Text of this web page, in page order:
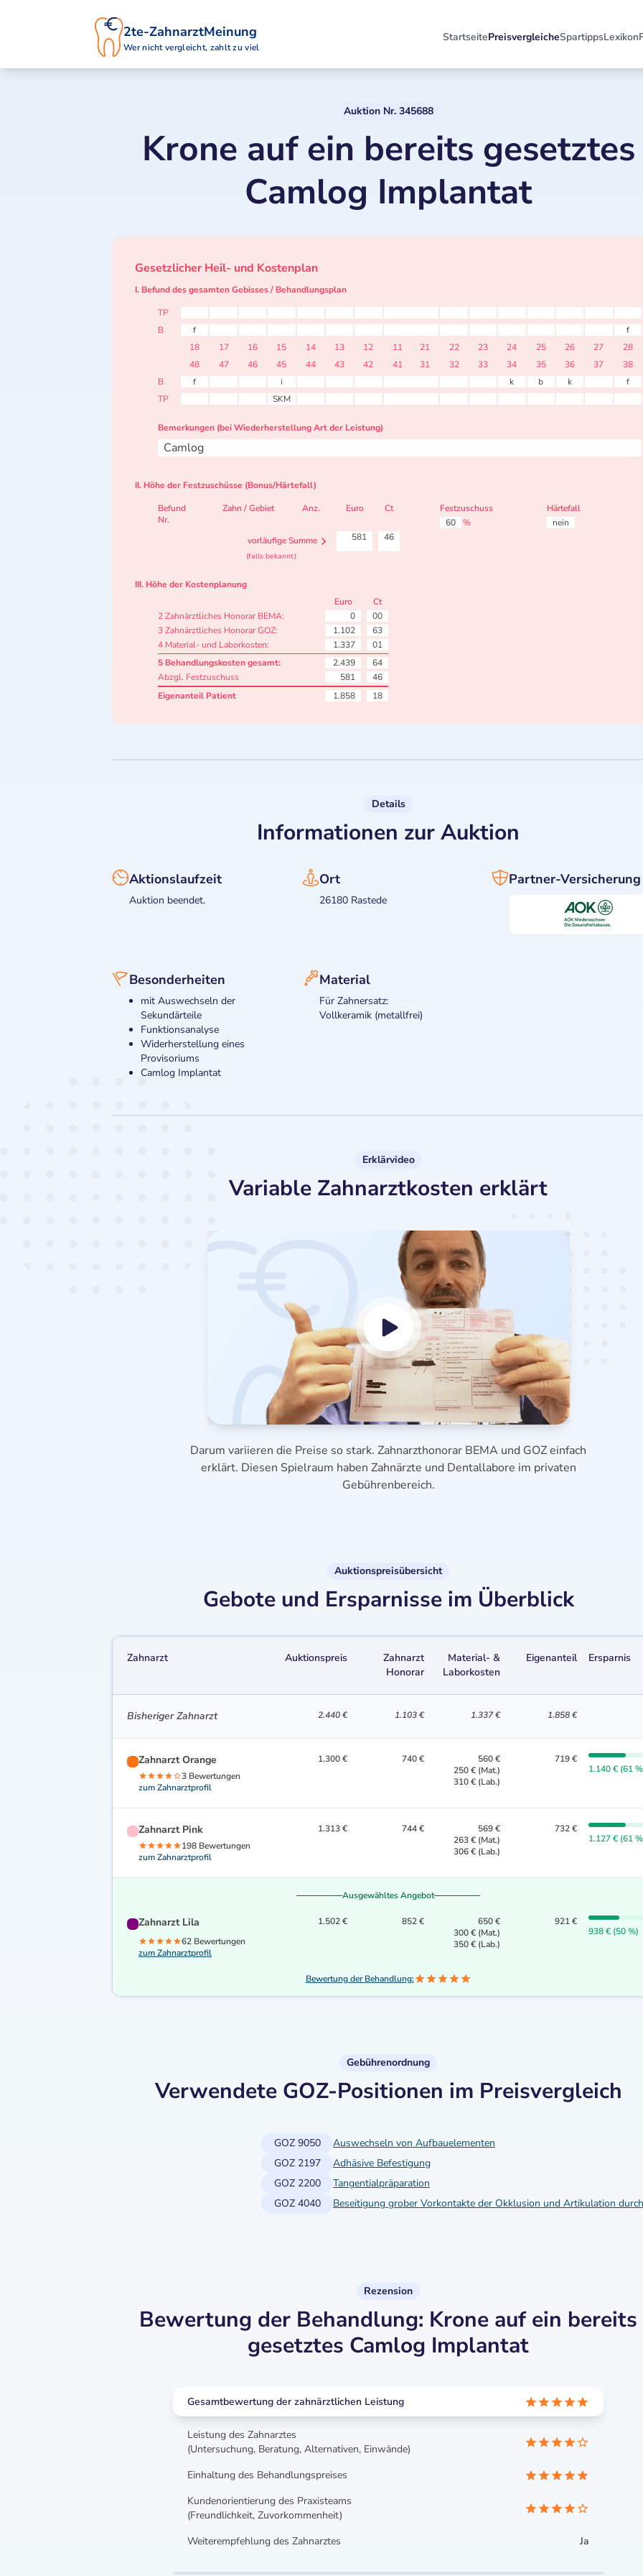
2te-ZahnarztMeinung
Wer nicht vergleicht, zahlt zu viel
StartseitePreisvergleicheSpartippsLexikon
Auktion Nr. 345688
Krone auf ein bereits gesetztes
Camlog Implantat
Gesetzlicher Heil- und Kostenplan
I. Befund des gesamten Gebisses / Behandlungsplan
TP
B
f
f
18
17 16 15 14 13 12 11 21 22 23 24 25 26 27
28
48
47 46 45 44 43 42 41 31 32 33 34 35 36 37
38
B
f i k b k
f
TP
SKM
Bemerkungen (bei Wiederherstellung Art der Leistung)
Camlog
II. Höhe der Festzuschüsse (Bonus/Härtefall)
Befund
Nr.
Zahn / Gebiet Anz. Euro Ct
vorläufige Summe 581 46
(falls bekannt)
Festzuschuss
60
%
Härtefall
nein
III. Höhe der Kostenplanung
Euro
Ct
2 Zahnärztliches Honorar BEMA:
0
00
3 Zahnärztliches Honorar GOZ:
1.102
63
4 Material- und Laborkosten:
1.337
01
5 Behandlungskosten gesamt:
2.439
64
Abzgl. Festzuschuss
581
46
Eigenanteil Patient
1.858 18
Details
Informationen zur Auktion
Aktionslaufzeit
Auktion beendet.
Ort
26180 Rastede
Partner-Versicherung
Besonderheiten
mit Auswechseln der
Sekundärteile
Funktionsanalyse
Widerherstellung eines
Provisoriums
Camlog Implantat
Material
Für Zahnersatz:
Vollkeramik (metallfrei)
Erklärvideo
Variable Zahnarztkosten erklärt
Darum variieren die Preise so stark. Zahnarzthonorar BEMA und GOZ einfach
erklärt. Diesen Spielraum haben Zahnärzte und Dentallabore im privaten
Gebührenbereich.
Auktionspreisübersicht
Gebote und Ersparnisse im Überblick
Zahnarzt Auktionspreis
Zahnarzt
Honorar
Material- &
Laborkosten
Eigenanteil Ersparnis
Bisheriger Zahnarzt 2.440 € 1.103 € 1.337 € 1.858 €
Zahnarzt Orange
3 Bewertungen
zum Zahnarztprofil
1.300 € 740 €
560 €
250 € (Mat.)
310 € (Lab.)
719 €
1.140 € (61
Zahnarzt Pink
198 Bewertungen
zum Zahnarztprofil
1.313 € 744 €
569 €
263 € (Mat.)
306 € (Lab.)
732 €
1.127 € (61
Ausgewähltes Angebot
Zahnarzt Lila
62 Bewertungen
zum Zahnarztprofil
1.502 € 852 €
650 €
300 € (Mat.)
350 € (Lab.)
921 €
938 € (50 %)
Bewertung der Behandlung:
Gebührenordnung
Verwendete GOZ-Positionen im Preisvergleich
GOZ 9050
Auswechseln von Aufbauelementen
GOZ 2197
Adhäsive Befestigung
GOZ 2200
Tangentialpräparation
GOZ 4040
Rezension
Bewertung der Behandlung: Krone auf ein bereits
gesetztes Camlog Implantat
Gesamtbewertung der zahnärztlichen Leistung
Leistung des Zahnarztes
(Untersuchung, Beratung, Alternativen, Einwände)
Einhaltung des Behandlungspreises
Kundenorientierung des Praxisteams
(Freundlichkeit, Zuvorkommenheit)
Weiterempfehlung des Zahnarztes
Ja